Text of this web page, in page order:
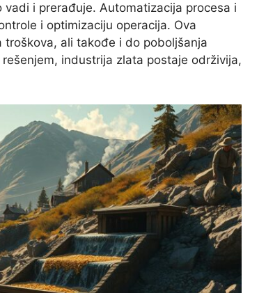
i prerađuje. Automatizacija procesa i
i optimizaciju operacija. Ova
ali takođe i do poboljšanja
industrija zlata postaje održivija,